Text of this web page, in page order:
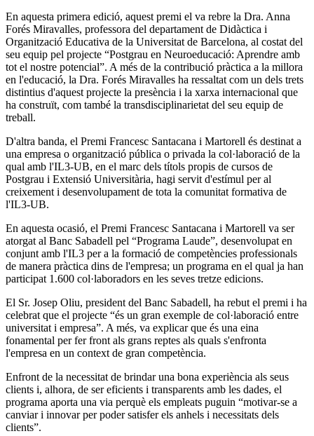
En aquesta primera edició, aquest premi el va rebre la Dra. Anna
Forés Miravalles, professora del departament de Didàctica i
Organització Educativa de la Universitat de Barcelona, al costat del
seu equip pel projecte “Postgrau en Neuroeducació: Aprendre amb
tot el nostre potencial”. A més de la contribució pràctica a la millora
en l'educació, la Dra. Forés Miravalles ha ressaltat com un dels trets
distintius d'aquest projecte la presència i la xarxa internacional que
ha construït, com també la transdisciplinarietat del seu equip de
treball.
D'altra banda, el Premi Francesc Santacana i Martorell és destinat a
una empresa o organització pública o privada la col·laboració de la
qual amb l'IL3-UB, en el marc dels títols propis de cursos de
Postgrau i Extensió Universitària, hagi servit d'estímul per al
creixement i desenvolupament de tota la comunitat formativa de
l'IL3-UB.
En aquesta ocasió, el Premi Francesc Santacana i Martorell va ser
atorgat al Banc Sabadell pel “Programa Laude”, desenvolupat en
conjunt amb l'IL3 per a la formació de competències professionals
de manera pràctica dins de l'empresa; un programa en el qual ja han
participat 1.600 col·laboradors en les seves tretze edicions.
El Sr. Josep Oliu, president del Banc Sabadell, ha rebut el premi i ha
celebrat que el projecte “és un gran exemple de col·laboració entre
universitat i empresa”. A més, va explicar que és una eina
fonamental per fer front als grans reptes als quals s'enfronta
l'empresa en un context de gran competència.
Enfront de la necessitat de brindar una bona experiència als seus
clients i, alhora, de ser eficients i transparents amb les dades, el
programa aporta una via perquè els empleats puguin “motivar-se a
canviar i innovar per poder satisfer els anhels i necessitats dels
clients”.